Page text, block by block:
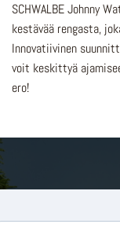
SCHWALBE Johnny
kestävää rengasta,
Innovatiivinen
voit keskittyä
ero!